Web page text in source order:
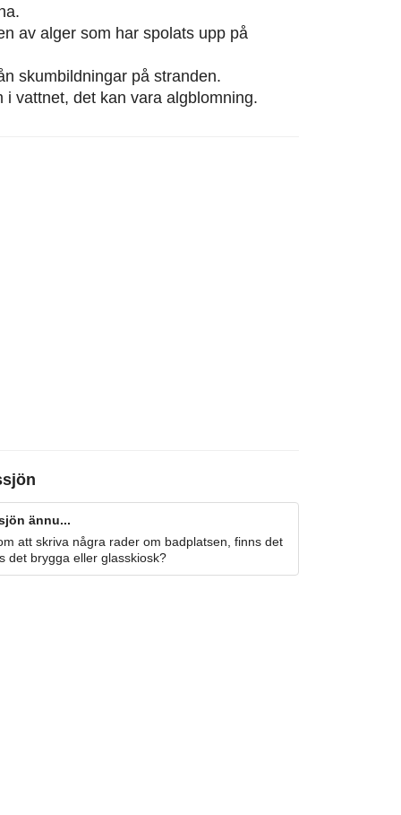
av alger som har spolats upp på
skumbildningar på stranden.
i vattnet, det kan vara algblomning.
ännu...
att skriva några rader om badplatsen, finns det
det brygga eller glasskiosk?